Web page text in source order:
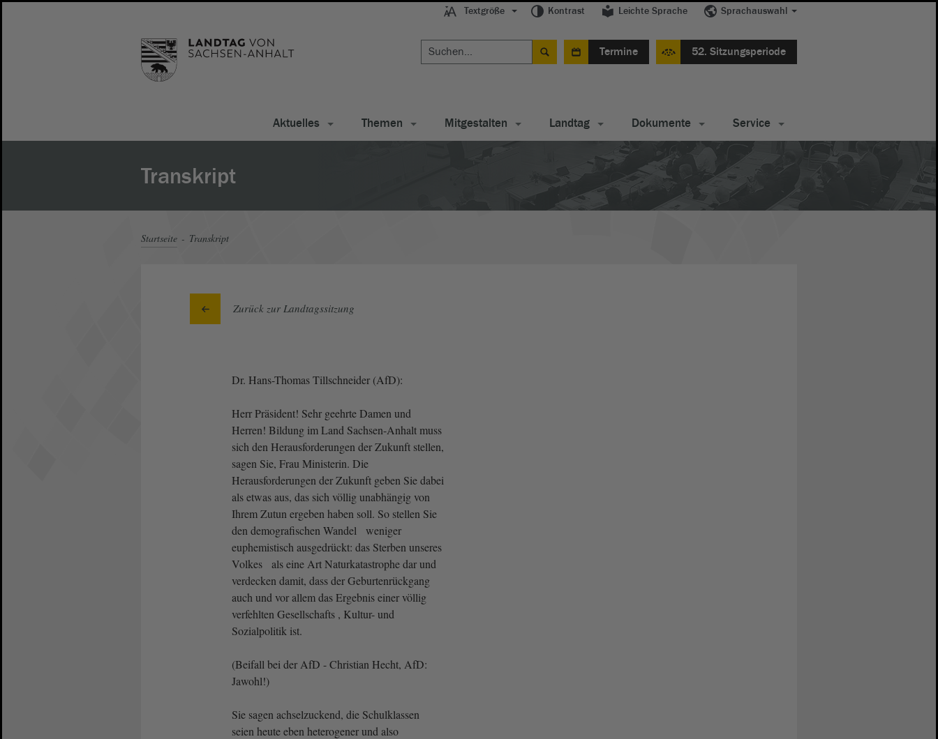
Textgröße Kontrast Leichte Sprache Sprachauswahl
Termine 52. Sitzungsperiode
Aktuelles Themen Mitgestalten Landtag Dokumente Service
Transkript
Startseite Transkript
Zurück zur Landtagssitzung
Dr. Hans-Thomas Tillschneider (AfD):
Herr Präsident! Sehr geehrte Damen und
Herren! Bildung im Land Sachsen-Anhalt muss
sich den Herausforderungen der Zukunft stellen,
sagen Sie, Frau Ministerin. Die
Herausforderungen der Zukunft geben Sie dabei
als etwas aus, das sich völlig unabhängig von
Ihrem Zutun ergeben haben soll. So stellen Sie
den demografischen Wandel weniger
euphemistisch ausgedrückt: das Sterben unseres
Volkes als eine Art Naturkatastrophe dar und
verdecken damit, dass der Geburtenrückgang
auch und vor allem das Ergebnis einer völlig
verfehlten Gesellschafts , Kultur- und
Sozialpolitik ist.
(Beifall bei der AfD - Christian Hecht, AfD:
Jawohl!)
Sie sagen achselzuckend, die Schulklassen
seien heute eben heterogener und also